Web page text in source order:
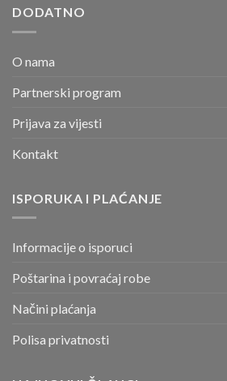
DODATNO
O nama
Partnerski program
Prijava za vijesti
Kontakt
ISPORUKA I PLAĆANJE
Informacije o isporuci
Poštarina i povraćaj robe
Načini plaćanja
Polisa privatnosti